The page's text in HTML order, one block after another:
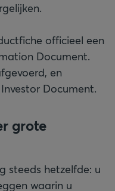
officieel een
Document.
en
Document.
grote
steeds hetzelfde: u
waarin u